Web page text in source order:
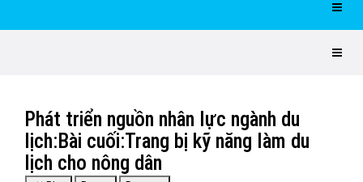
Phát triển nguồn nhân lực ngành du
lịch:Bài cuối:Trang bị kỹ năng làm du
lịch cho nông dân